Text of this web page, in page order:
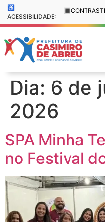
♿
ACESSIBILIDADE:
🔳
Dia: 6 de
2026
SPA Minha
no Festival